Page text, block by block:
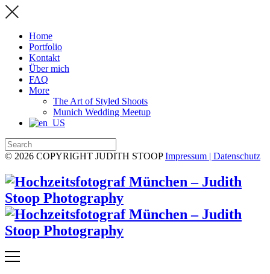
Home
Portfolio
Kontakt
Über mich
FAQ
More
The Art of Styled Shoots
Munich Wedding Meetup
© 2026 COPYRIGHT JUDITH STOOPImpressum | Datenschutz